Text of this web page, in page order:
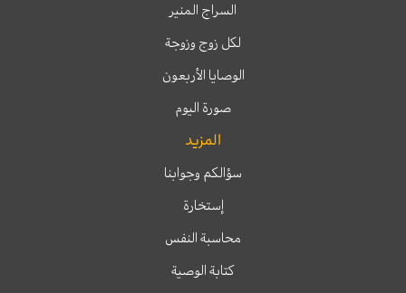
السراج المنير
لكل زوج وزوجة
الوصايا الأربعون
صورة اليوم
المزيد
سؤالكم وجوابنا
إستخارة
محاسبة النفس
كتابة الوصية